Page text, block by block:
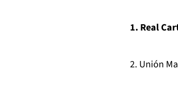
1. Real
2. Unión